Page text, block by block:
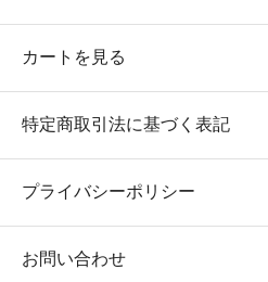
カートを見る
特定商取引法に基づく表記
プライバシーポリシー
お問い合わせ